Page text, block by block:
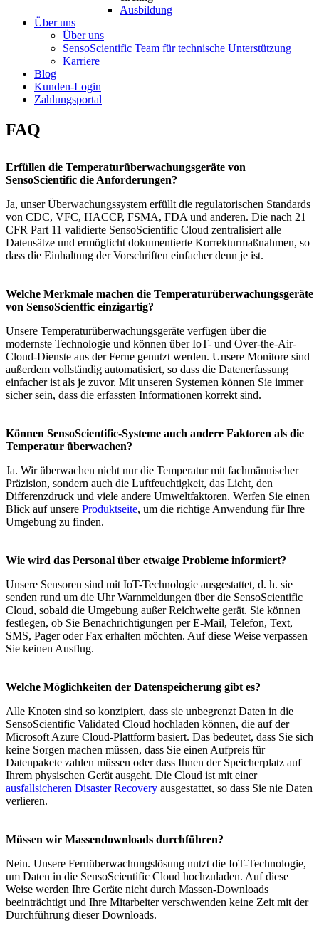
Ausbildung
Über uns
Über uns
SensoScientific Team für technische Unterstützung
Karriere
Blog
Kunden-Login
Zahlungsportal
FAQ
Erfüllen die Temperaturüberwachungsgeräte von
SensoScientific die Anforderungen?
Ja, unser Überwachungssystem erfüllt die regulatorischen Standards
von CDC, VFC, HACCP, FSMA, FDA und anderen. Die nach 21
CFR Part 11 validierte SensoScientific Cloud zentralisiert alle
Datensätze und ermöglicht dokumentierte Korrekturmaßnahmen, so
dass die Einhaltung der Vorschriften einfacher denn je ist.
Welche Merkmale machen die Temperaturüberwachungsgeräte
von SensoScientfic einzigartig?
Unsere Temperaturüberwachungsgeräte verfügen über die
modernste Technologie und können über IoT- und Over-the-Air-
Cloud-Dienste aus der Ferne genutzt werden. Unsere Monitore sind
außerdem vollständig automatisiert, so dass die Datenerfassung
einfacher ist als je zuvor. Mit unseren Systemen können Sie immer
sicher sein, dass die erfassten Informationen korrekt sind.
Können SensoScientific-Systeme auch andere Faktoren als die
Temperatur überwachen?
Ja. Wir überwachen nicht nur die Temperatur mit fachmännischer
Präzision, sondern auch die Luftfeuchtigkeit, das Licht, den
Differenzdruck und viele andere Umweltfaktoren. Werfen Sie einen
Blick auf unsere Produktseite, um die richtige Anwendung für Ihre
Umgebung zu finden.
Wie wird das Personal über etwaige Probleme informiert?
Unsere Sensoren sind mit IoT-Technologie ausgestattet, d. h. sie
senden rund um die Uhr Warnmeldungen über die SensoScientific
Cloud, sobald die Umgebung außer Reichweite gerät. Sie können
festlegen, ob Sie Benachrichtigungen per E-Mail, Telefon, Text,
SMS, Pager oder Fax erhalten möchten. Auf diese Weise verpassen
Sie keinen Ausflug.
Welche Möglichkeiten der Datenspeicherung gibt es?
Alle Knoten sind so konzipiert, dass sie unbegrenzt Daten in die
SensoScientific Validated Cloud hochladen können, die auf der
Microsoft Azure Cloud-Plattform basiert. Das bedeutet, dass Sie sich
keine Sorgen machen müssen, dass Sie einen Aufpreis für
Datenpakete zahlen müssen oder dass Ihnen der Speicherplatz auf
Ihrem physischen Gerät ausgeht. Die Cloud ist mit einer
ausfallsicheren Disaster Recovery ausgestattet, so dass Sie nie Daten
verlieren.
Müssen wir Massendownloads durchführen?
Nein. Unsere Fernüberwachungslösung nutzt die IoT-Technologie,
um Daten in die SensoScientific Cloud hochzuladen. Auf diese
Weise werden Ihre Geräte nicht durch Massen-Downloads
beeinträchtigt und Ihre Mitarbeiter verschwenden keine Zeit mit der
Durchführung dieser Downloads.